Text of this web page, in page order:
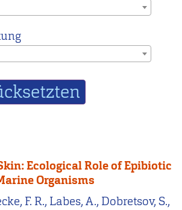
Ecological Role of Epibiotic
Organisms
F. R., Labes, A., Dobretsov, S.,